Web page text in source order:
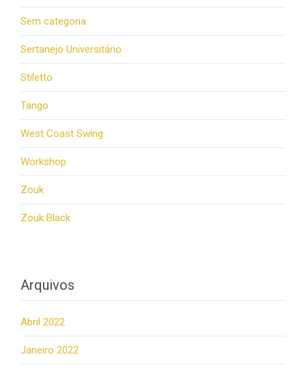
Sem categoria
Sertanejo Universitário
Stiletto
Tango
West Coast Swing
Workshop
Zouk
Zouk Black
Arquivos
Abril 2022
Janeiro 2022